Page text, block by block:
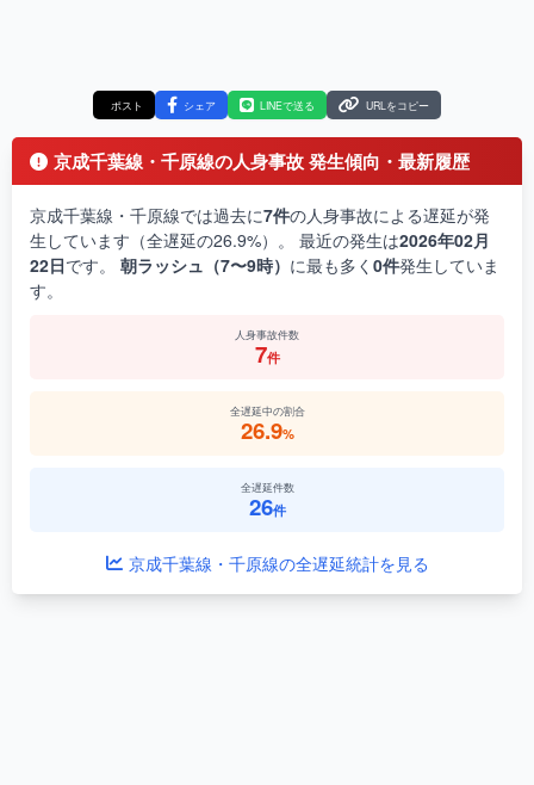
ポスト シェア LINEで送る URLをコピー
京成千葉線・千原線の人身事故 発生傾向・最新履歴
京成千葉線・千原線では過去に7件の人身事故による遅延が発
生しています（全遅延の26.9%）。 最近の発生は2026年02月
22日です。 朝ラッシュ（7〜9時） に最も多く 0件発生していま
す。
人身事故件数
7件
全遅延中の割合
26.9%
全遅延件数
26件
京成千葉線・千原線の全遅延統計を見る